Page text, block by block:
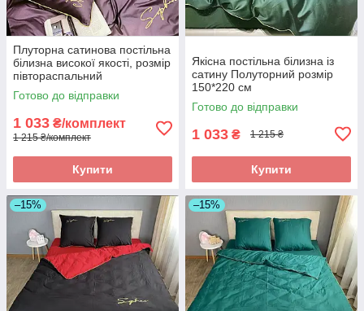
Плуторна сатинова постільна
білизна високої якості, розмір
півтораспальний
Готово до відправки
1 033 ₴/комплект
1 215 ₴/комплект
Купити
Якісна постільна білизна із
сатину Полуторний розмір
150*220 см
Готово до відправки
1 033 ₴ 1 215 ₴
Купити
–15% –15%